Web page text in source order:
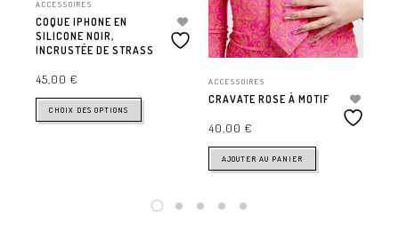
ACCESSOIRES
COQUE IPHONE EN
SILICONE NOIR,
INCRUSTÉE DE STRASS
45,00 €
CHOIX DES OPTIONS
ACCESSOIRES
CRAVATE ROSE À MOTIF
40,00 €
AJOUTER AU PANIER